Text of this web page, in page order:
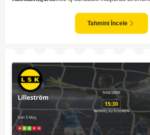
olabilir. Hücum anlamında her iki takım da zaman
gol bulma ihtimalleri yüksek.Tahmini İncele